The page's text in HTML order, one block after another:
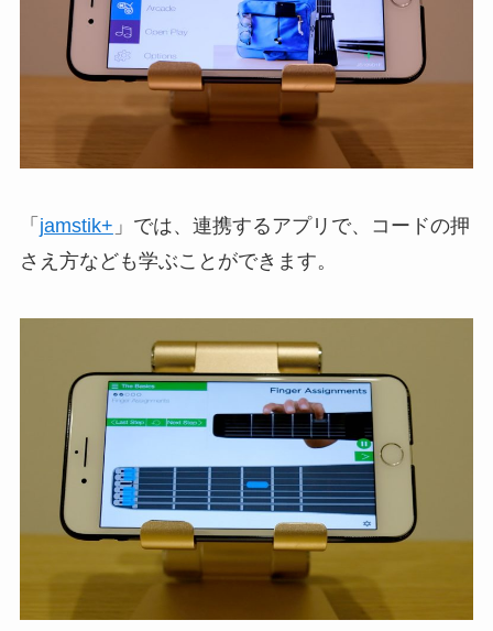
「 jamstik+ 」では、連携するアプリで、コードの押
さえ方なども学ぶことができます。